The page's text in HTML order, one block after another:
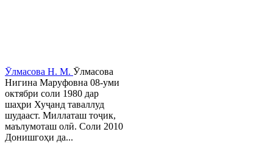
Ӯлмасова Н. М. Ӯлмасова
Нигина Маруфовна 08-уми
октябри соли 1980 дар
шаҳри Хуҷанд таваллуд
шудааст. Миллаташ тоҷик,
маълумоташ олӣ. Соли 2010
Донишгоҳи да...